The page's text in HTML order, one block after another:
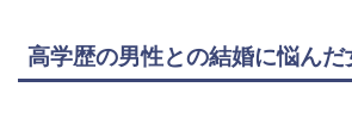
高学歴の男性との結婚に悩んだ